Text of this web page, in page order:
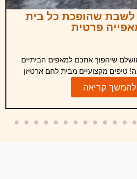
לשבת שהופכת כל בית
פרטית
שיהפוך אתכם למאפים הביתיים
טיפים מקצועיים מבית לחם ארטיזן
להמשך קריאה